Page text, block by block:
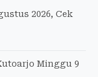
2026, Cek
Minggu 9